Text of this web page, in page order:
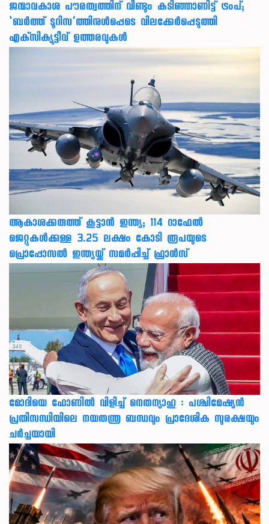
ജന്മാവകാശ പൗരത്വത്തിന് വീണ്ടും കടിഞ്ഞാണിട്ട് ട്രംപ്;
‘ബര്‍ത്ത് ടൂറിസ’ത്തിനുള്‍പ്പെടെ വിലക്കേര്‍പ്പെടുത്തി
എക്‌സിക്യൂട്ടീവ് ഉത്തരവുകള്‍
ആകാശക്കരുത്ത് കൂട്ടാൻ ഇന്ത്യ; 114 റാഫേൽ
ജെറ്റുകൾക്കുള്ള 3.25 ലക്ഷം കോടി രൂപയുടെ
പ്രൊപ്പോസൽ ഇന്ത്യയ്ക്ക് സമർപ്പിച്ച് ഫ്രാൻസ്
മോദിയെ ഫോണിൽ വിളിച്ച് നെതന്യാഹു : പശ്ചിമേഷ്യൻ
പ്രതിസന്ധിയിലെ നയതന്ത്ര ബന്ധവും പ്രാദേശിക സുരക്ഷയും
ചർച്ചയായി